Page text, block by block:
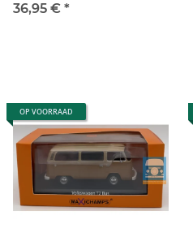
36,95 € *
OP VOORRAAD